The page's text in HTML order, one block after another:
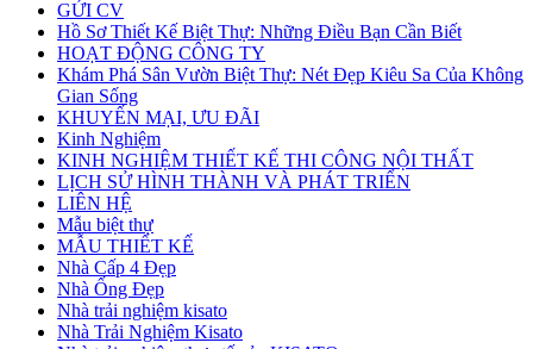
GỬI CV
Hồ Sơ Thiết Kế Biệt Thự: Những Điều Bạn Cần Biết
HOẠT ĐỘNG CÔNG TY
Khám Phá Sân Vườn Biệt Thự: Nét Đẹp Kiêu Sa Của Không
Gian Sống
KHUYẾN MẠI, ƯU ĐÃI
Kinh Nghiệm
KINH NGHIỆM THIẾT KẾ THI CÔNG NỘI THẤT
LỊCH SỬ HÌNH THÀNH VÀ PHÁT TRIỂN
LIÊN HỆ
Mẫu biệt thự
MẪU THIẾT KẾ
Nhà Cấp 4 Đẹp
Nhà Ống Đẹp
Nhà trải nghiệm kisato
Nhà Trải Nghiệm Kisato